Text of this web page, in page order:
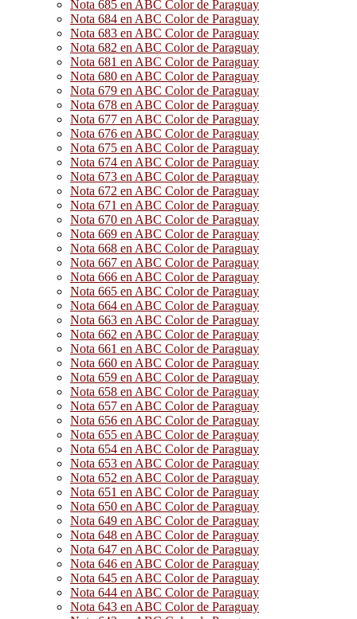
Nota 685 en ABC Color de Paraguay
Nota 684 en ABC Color de Paraguay
Nota 683 en ABC Color de Paraguay
Nota 682 en ABC Color de Paraguay
Nota 681 en ABC Color de Paraguay
Nota 680 en ABC Color de Paraguay
Nota 679 en ABC Color de Paraguay
Nota 678 en ABC Color de Paraguay
Nota 677 en ABC Color de Paraguay
Nota 676 en ABC Color de Paraguay
Nota 675 en ABC Color de Paraguay
Nota 674 en ABC Color de Paraguay
Nota 673 en ABC Color de Paraguay
Nota 672 en ABC Color de Paraguay
Nota 671 en ABC Color de Paraguay
Nota 670 en ABC Color de Paraguay
Nota 669 en ABC Color de Paraguay
Nota 668 en ABC Color de Paraguay
Nota 667 en ABC Color de Paraguay
Nota 666 en ABC Color de Paraguay
Nota 665 en ABC Color de Paraguay
Nota 664 en ABC Color de Paraguay
Nota 663 en ABC Color de Paraguay
Nota 662 en ABC Color de Paraguay
Nota 661 en ABC Color de Paraguay
Nota 660 en ABC Color de Paraguay
Nota 659 en ABC Color de Paraguay
Nota 658 en ABC Color de Paraguay
Nota 657 en ABC Color de Paraguay
Nota 656 en ABC Color de Paraguay
Nota 655 en ABC Color de Paraguay
Nota 654 en ABC Color de Paraguay
Nota 653 en ABC Color de Paraguay
Nota 652 en ABC Color de Paraguay
Nota 651 en ABC Color de Paraguay
Nota 650 en ABC Color de Paraguay
Nota 649 en ABC Color de Paraguay
Nota 648 en ABC Color de Paraguay
Nota 647 en ABC Color de Paraguay
Nota 646 en ABC Color de Paraguay
Nota 645 en ABC Color de Paraguay
Nota 644 en ABC Color de Paraguay
Nota 643 en ABC Color de Paraguay